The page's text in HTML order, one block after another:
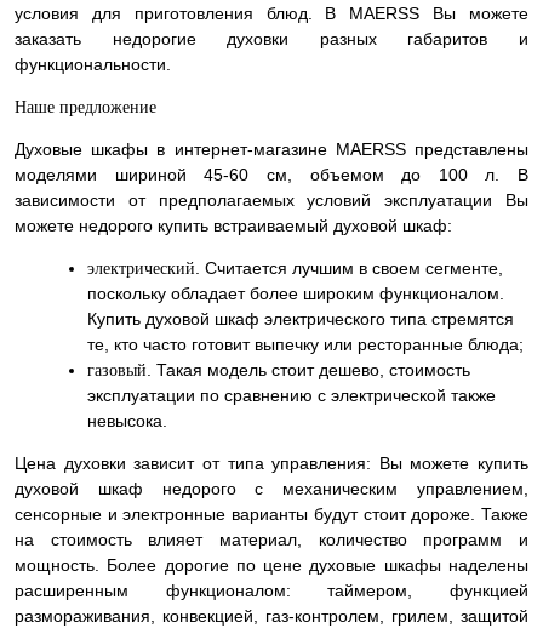
условия для приготовления блюд. В MAERSS Вы можете
заказать недорогие духовки разных габаритов и
функциональности.
Наше предложение
Духовые шкафы в интернет-магазине MAERSS представлены
моделями шириной 45-60 см, объемом до 100 л. В
зависимости от предполагаемых условий эксплуатации Вы
можете недорого купить встраиваемый духовой шкаф:
электрический . Считается лучшим в своем сегменте,
поскольку обладает более широким функционалом.
Купить духовой шкаф электрического типа стремятся
те, кто часто готовит выпечку или ресторанные блюда;
газовый . Такая модель стоит дешево, стоимость
эксплуатации по сравнению с электрической также
невысока.
Цена духовки зависит от типа управления: Вы можете купить
духовой шкаф недорого с механическим управлением,
сенсорные и электронные варианты будут стоит дороже. Также
на стоимость влияет материал, количество программ и
мощность. Более дорогие по цене духовые шкафы наделены
расширенным функционалом: таймером, функцией
размораживания, конвекцией, газ-контролем, грилем, защитой